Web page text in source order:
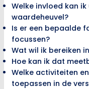
Welke invloed kan
waardeheuvel?
Is er een bepaalde
focussen?
Wat wil ik bereiken
Hoe kan ik dat
Welke activiteiten
toepassen in de